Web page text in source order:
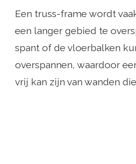
Een truss-frame wordt
een ​​langer gebied te
spant of de vloerbalken
overspannen, waardoor
vrij kan zijn van wanden